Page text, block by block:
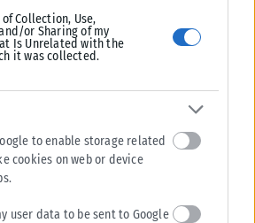
Collection, Use,
or Sharing of my
Is Unrelated with the
it was collected.
to enable storage related
cookies on web or device
user data to be sent to Google